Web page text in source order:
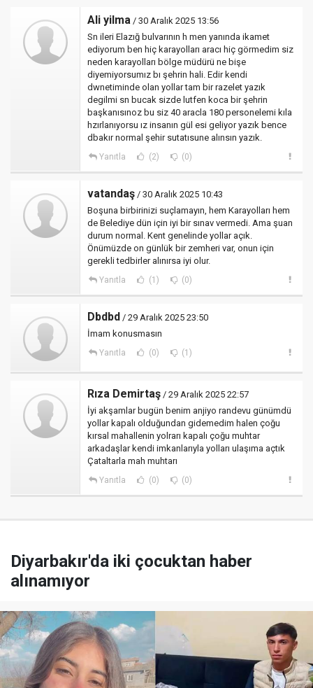
Ali yilma / 30 Aralık 2025 13:56
Sn ileri Elazığ bulvarının h men yanında ikamet
ediyorum ben hiç karayolları aracı hiç görmedim siz
neden karayolları bölge müdürü ne bişe
diyemiyorsumız bı şehrin hali. Edir kendi
dwnetiminde olan yollar tam bir razelet yazık
degilmi sn bucak sizde lutfen koca bir şehrin
başkanısınoz bu siz 40 aracla 180 personelemi kıla
hzırlanıyorsu ız insanın gül esi geliyor yazık bence
dbakır normal şehir sutatısune alınsın yazık.
Yanıtla (2) (0)
vatandaş / 30 Aralık 2025 10:43
Boşuna birbirinizi suçlamayın, hem Karayolları hem
de Belediye dün için iyi bir sınav vermedi. Ama şuan
durum normal. Kent genelinde yollar açık.
Önümüzde on günlük bir zemheri var, onun için
gerekli tedbirler alınırsa iyi olur.
Yanıtla (1) (0)
Dbdbd / 29 Aralık 2025 23:50
İmam konusmasın
Yanıtla (0) (1)
Rıza Demirtaş / 29 Aralık 2025 22:57
İyi akşamlar bugün benim anjiyo randevu günümdü
yollar kapalı olduğundan gidemedim halen çoğu
kırsal mahallenin yolrarı kapalı çoğu muhtar
arkadaşlar kendi imkanlarıyla yolları ulaşıma açtık
Çataltarla mah muhtarı
Yanıtla (0) (0)
Diyarbakır'da iki çocuktan haber
alınamıyor